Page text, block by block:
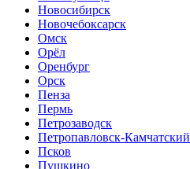
Новосибирск
Новочебоксарск
Омск
Орёл
Оренбург
Орск
Пенза
Пермь
Петрозаводск
Петропавловск-Камчатский
Псков
Пушкино